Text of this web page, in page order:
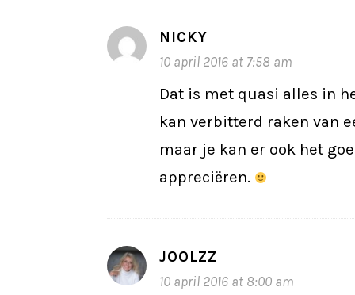
NICKY
10 april 2016 at 7:58 am
Dat is met quasi alles in
kan verbitterd raken van
maar je kan er ook het
appreciëren.
JOOLZZ
10 april 2016 at 8:00 am